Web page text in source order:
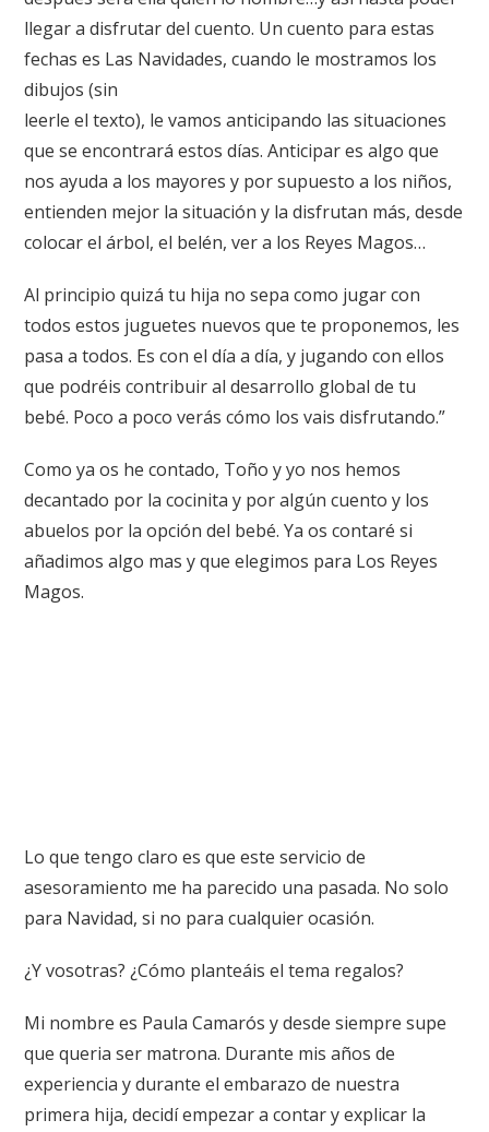
llegar a disfrutar del cuento. Un cuento para estas
fechas es Las Navidades, cuando le mostramos los
dibujos (sin
leerle el texto), le vamos anticipando las situaciones
que se encontrará estos días. Anticipar es algo que
nos ayuda a los mayores y por supuesto a los niños,
entienden mejor la situación y la disfrutan más, desde
colocar el árbol, el belén, ver a los Reyes Magos…
Al principio quizá tu hija no sepa como jugar con
todos estos juguetes nuevos que te proponemos, les
pasa a todos. Es con el día a día, y jugando con ellos
que podréis contribuir al desarrollo global de tu
bebé. Poco a poco verás cómo los vais disfrutando.”
Como ya os he contado, Toño y yo nos hemos
decantado por la cocinita y por algún cuento y los
abuelos por la opción del bebé. Ya os contaré si
añadimos algo mas y que elegimos para Los Reyes
Magos.
Lo que tengo claro es que este servicio de
asesoramiento me ha parecido una pasada. No solo
para Navidad, si no para cualquier ocasión.
¿Y vosotras? ¿Cómo planteáis el tema regalos?
Mi nombre es Paula Camarós y desde siempre supe
que queria ser matrona. Durante mis años de
experiencia y durante el embarazo de nuestra
primera hija, decidí empezar a contar y explicar la